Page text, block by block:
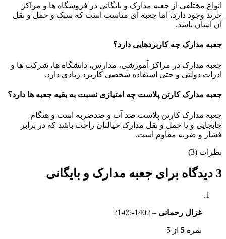
انواع مختلفی از جعبه مدارک و بایگانی در فروشگاه ها و مراکز
خرید وجود دارد، اما جعبه ای مناسب است که سبک و حمل و نقل
آن آسان باشد.
جعبه مدارک چه کاربردهایی دارد؟
جعبه مدارک در مراکز آموزشی، مدارس، دانشگاه ها، شرکت ها و
ادرات دولتی و حتی استفاده شخصی کاربرد زیادی دارد.
جعبه مدارک کارتن پلاست چه امتیازی نسبت به بقیه جعبه ها دارد؟
جعبه مدارک کارتن پلاست ضد آب و ضدضربه است و هنگام
جابجایی و یا حمل و نقل مدارک خیالتان راحت باشد که در برابر
فشار و ضربه مقاوم است.
نظرات (3)
3 دیدگاه برای جعبه مدارک و بایگانی
غزال رحمانی –
1402-05-21
نمره 5 از 5